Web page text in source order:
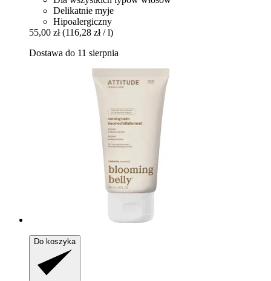
Delikatnie myje
Hipoalergiczny
55,00 zł (116,28 zł / l)
Dostawa do 11 sierpnia
Do koszyka